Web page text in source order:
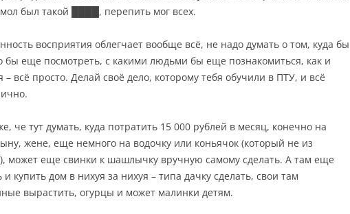
был такой ████, перепить мог всех.
восприятия облегчает вообще всё, не надо думать о том, куда бы
бы еще посмотреть, с какими людьми бы еще познакомиться, как и
– всё просто. Делай своё дело, которому тебя обучили в ПТУ, и всё
че тут думать, куда потратить 15 000 рублей в месяц, конечно на
жене, еще немного на водочку или коньячок (который не из
может еще свинки к шашлычку вручную самому сделать. А там еще
купить дом в нихуя за нихуя – типа дачку сделать, свои там
вырастить, огурцы и может малинки детям.